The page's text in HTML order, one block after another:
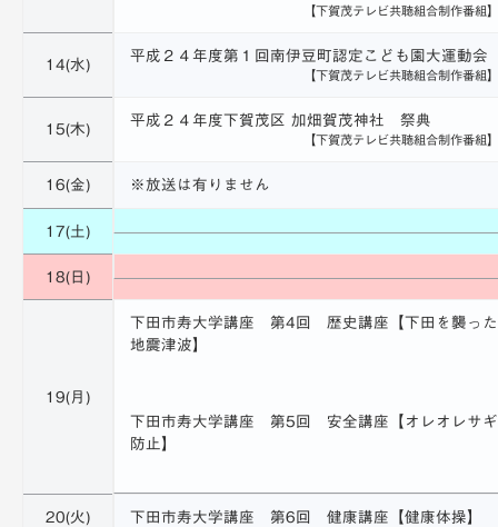
【下賀茂テレビ共聴組合制作番組】
14(水)
平成２４年度第１回南伊豆町認定こども園大運動会
【下賀茂テレビ共聴組合制作番組】
15(木)
平成２４年度下賀茂区 加畑賀茂神社 祭典
【下賀茂テレビ共聴組合制作番組】
16(金) ※放送は有りません
17(土)
18(日)
19(月)
下田市寿大学講座 第4回 歴史講座【下田を襲った
地震津波】
下田市寿大学講座 第5回 安全講座【オレオレサギ
防止】
20(火) 下田市寿大学講座 第6回 健康講座【健康体操】